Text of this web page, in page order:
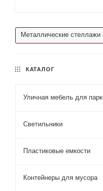
Металлические стеллажи
КАТАЛОГ
Уличная мебель для
Светильники
Пластиковые емкости
Контейнеры для мусора